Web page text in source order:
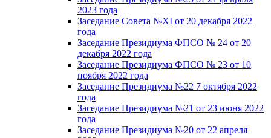
2023 года
Заседание Совета №XI от 20 декабря 2022
года
Заседание Президиума ФПСО № 24 от 20
декабря 2022 года
Заседание Президиума ФПСО № 23 от 10
ноября 2022 года
Заседание Президиума №22 7 октября 2022
года
Заседание Президиума №21 от 23 июня 2022
года
Заседание Президиума №20 от 22 апреля